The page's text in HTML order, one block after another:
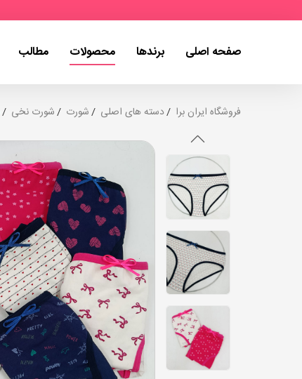
صفحه اصلی برندها محصولات مطالب
فروشگاه ایران برا دسته های اصلی شورت شورت نخی